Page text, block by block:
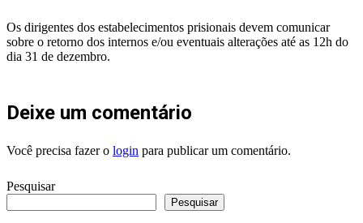
Os dirigentes dos estabelecimentos prisionais devem comunicar
sobre o retorno dos internos e/ou eventuais alterações até as 12h do
dia 31 de dezembro.
Deixe um comentário
Você precisa fazer o login para publicar um comentário.
Pesquisar
Pesquisar